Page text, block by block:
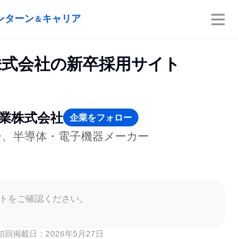
ターン＆キャリア
会社の新卒採用サイト
株式会社 企業をフォロー
半導体・電子機器メーカー
をご確認ください。
回掲載日：2026年5月27日